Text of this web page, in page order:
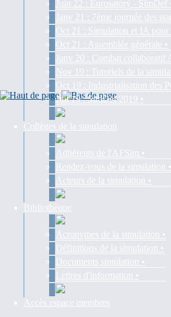
Juin 22 : Eurosatory - SimDef
Janv 21 : 7ème journée des
Oct 21 : Simulation et IA pour
Oct 21 : Assemblée générale •
Janv 20 : Combat collaboratif
Nov 19 : Tutoriels de la
Oct 19 : Industrialisation des
Juil 19 : SimDef 2019 •
Collèges de la simulation
Adhérents de l'AFSim •
Rendez-vous de la simulation •
Acteurs de la simulation •
Bibliothèque
Acronymes de la simulation •
Définitions de la simulation •
Documents simulation •
Lettres d'information •
Accès espace membres